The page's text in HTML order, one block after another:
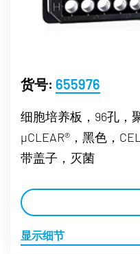
货号: 655976
细胞培养板，96孔，
µCLEAR®，黑色，
带盖子，灭菌
显示细节